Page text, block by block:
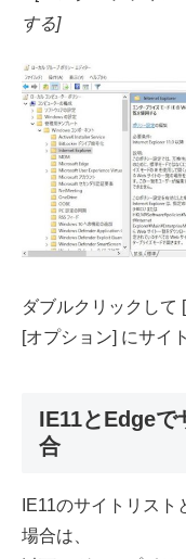
する]
ダブルクリックして [
[オプション] にサイ
IE11とEdgeで
合
IE11のサイトリス
場合は、